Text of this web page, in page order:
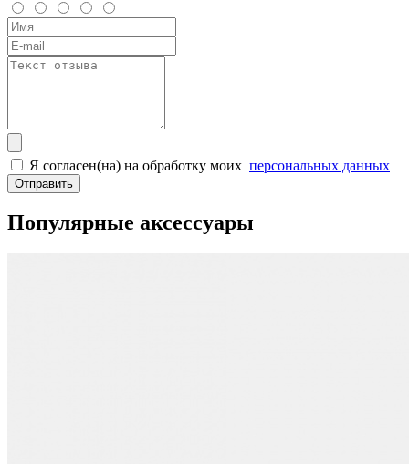
Я согласен(на) на обработку моих персональных данных
Отправить
Популярные аксессуары